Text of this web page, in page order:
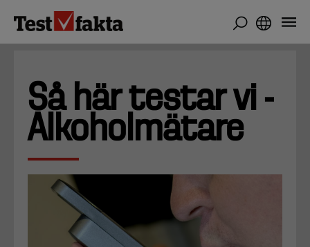
huvudinnehåll
Så här testar vi -
Alkoholmätare